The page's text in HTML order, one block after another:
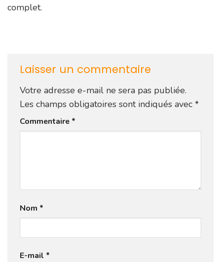
complet.
Laisser un commentaire
Votre adresse e-mail ne sera pas publiée.
Les champs obligatoires sont indiqués avec *
Commentaire *
Nom *
E-mail *